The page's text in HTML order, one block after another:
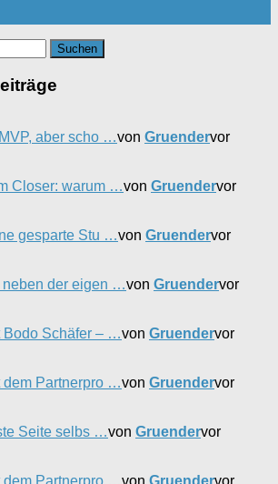
aber scho …von Gruendervor
Closer: warum …von Gruendervor
gesparte Stu …von Gruendervor
der eigen …von Gruendervor
Bodo Schäfer – …von Gruendervor
dem Partnerpro …von Gruendervor
Seite selbs …von Gruendervor
dem Partnerpro …von Gruendervor